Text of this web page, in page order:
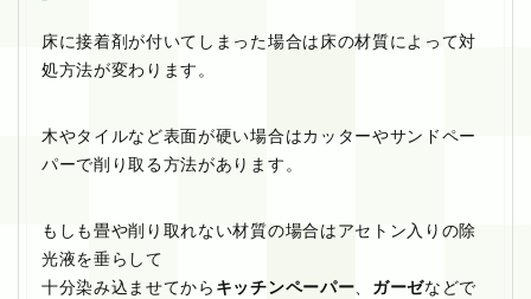
床に接着剤が付いてしまった場合は床の材質によって対
処方法が変わります。
木やタイルなど表面が硬い場合はカッターやサンドペー
パーで削り取る方法があります。
もしも畳や削り取れない材質の場合はアセトン入りの除
光液を垂らして
十分染み込ませてから キッチンペーパー ガーゼなどで